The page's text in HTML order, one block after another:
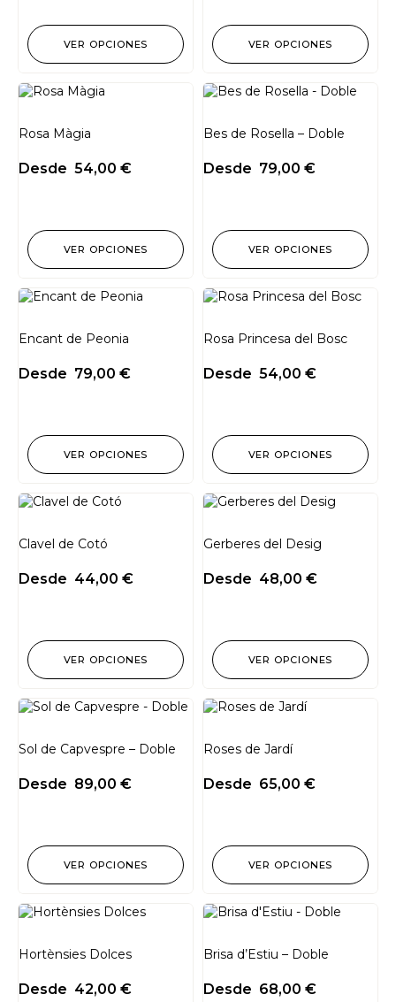
VER OPCIONES VER OPCIONES
Rosa Màgia
Desde 54,00 €
VER OPCIONES
Bes de Rosella – Doble
Desde 79,00 €
VER OPCIONES
Encant de Peonia
Desde 79,00 €
VER OPCIONES
Rosa Princesa del Bosc
Desde 54,00 €
VER OPCIONES
Clavel de Cotó
Desde 44,00 €
VER OPCIONES
Gerberes del Desig
Desde 48,00 €
VER OPCIONES
Sol de Capvespre – Doble
Desde 89,00 €
VER OPCIONES
Roses de Jardí
Desde 65,00 €
VER OPCIONES
Hortènsies Dolces
Desde 42,00 €
Brisa d’Estiu – Doble
Desde 68,00 €